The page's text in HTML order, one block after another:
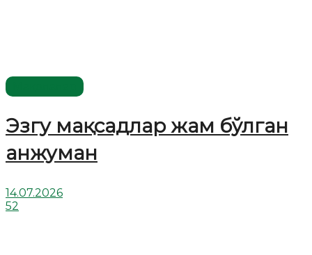
Эзгу мақсадлар жам бўлган
анжуман
14.07.2026
52